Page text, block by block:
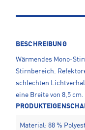
BESCHREIBUNG
Wärmendes Mono-
Stirnbereich.
schlechten
eine Breite von 8,5 cm.
Material: 88 %